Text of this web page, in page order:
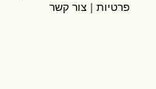
פרטיות|צור קשר